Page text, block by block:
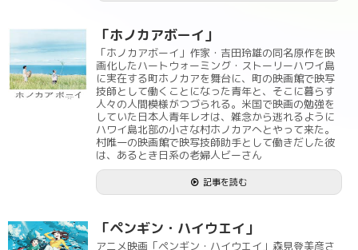
「ホノカアボーイ」
「ホノカアボーイ」作家・吉田玲雄の同名原作を映
画化したハートウォーミング・ストーリーハワイ島
に実在する町ホノカアを舞台に、町の映画館で映写
技師として働くことになった青年と、そこに暮らす
人々の人間模様がつづられる。米国で映画の勉強を
していた日本人青年レオは、雑念から逃れるように
ハワイ島北部の小さな村ホノカアへとやって来た。
村唯一の映画館で映写技師助手として働きだした彼
は、あるとき日系の老婦人ビーさん
記事を読む
「ペンギン・ハイウエイ」
アニメ映画「ペンギン・ハイウエイ」森見登美彦さ